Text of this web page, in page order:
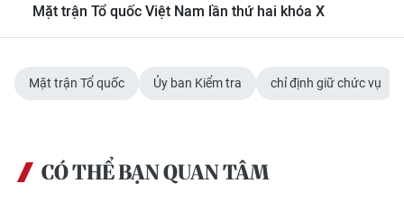
Mặt trận Tổ quốc Việt Nam lần thứ hai khóa X
Mặt trận Tổ quốc Ủy ban Kiểm tra chỉ định giữ chức vụ
CÓ THỂ BẠN QUAN TÂM